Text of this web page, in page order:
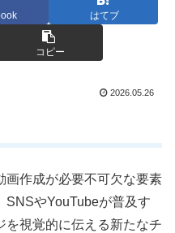
はてブ
コピー
2026.05.26
画作成が必要不可欠な要素
SNSやYouTubeが普及す
を視覚的に伝える新たなチ